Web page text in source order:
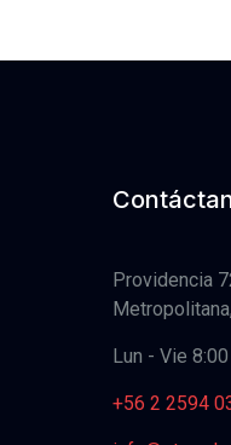
Providencia
Lun - Vie
+56 2 2594